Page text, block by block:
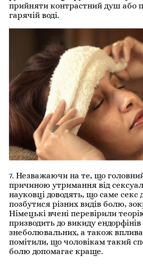
прийняти контрастний душ або
гарячій воді.
7. Незважаючи на те, що
причиною утримання від
науковці доводять, що саме секс
позбутися різних видів болю,
Німецькі вчені перевірили
призводить до викиду
знеболювальних, а також
помітили, що чоловікам такий
болю допомагає краще.